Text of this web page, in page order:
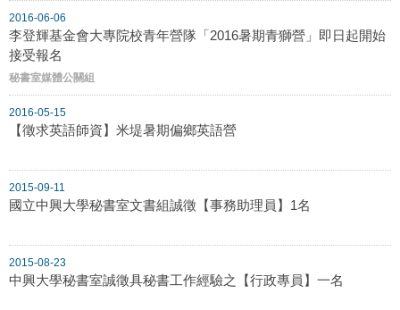
2016-06-06
李登輝基金會大專院校青年營隊「2016暑期青獅營」即日起開始
接受報名
秘書室媒體公關組
2016-05-15
【徵求英語師資】米堤暑期偏鄉英語營
2015-09-11
國立中興大學秘書室文書組誠徵【事務助理員】1名
2015-08-23
中興大學秘書室誠徵具秘書工作經驗之【行政專員】一名